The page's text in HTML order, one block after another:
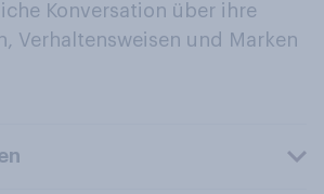
Konversation über ihre
Verhaltensweisen und Marken